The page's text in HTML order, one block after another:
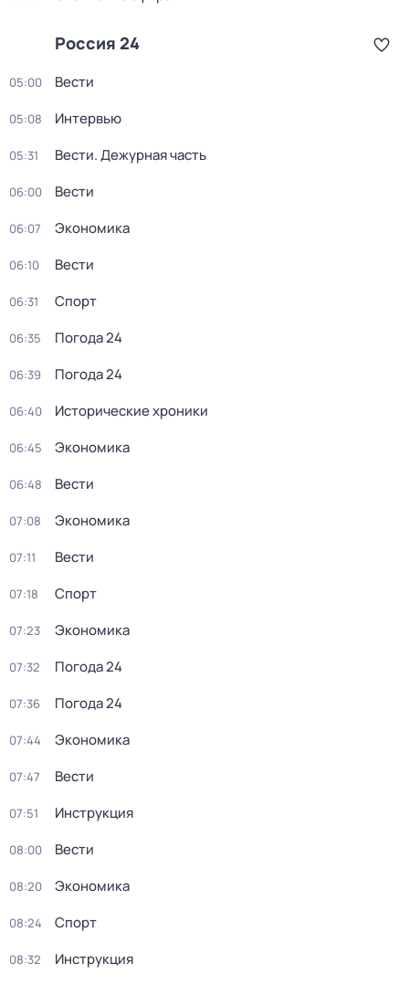
Россия 24
05:00 Вести
05:08 Интервью
05:31 Вести. Дежурная часть
06:00 Вести
06:07 Экономика
06:10 Вести
06:31 Спорт
06:35 Погода 24
06:39 Погода 24
06:40 Исторические хроники
06:45 Экономика
06:48 Вести
07:08 Экономика
07:11 Вести
07:18 Спорт
07:23 Экономика
07:32 Погода 24
07:36 Погода 24
07:44 Экономика
07:47 Вести
07:51 Инструкция
08:00 Вести
08:20 Экономика
08:24 Спорт
08:32 Инструкция